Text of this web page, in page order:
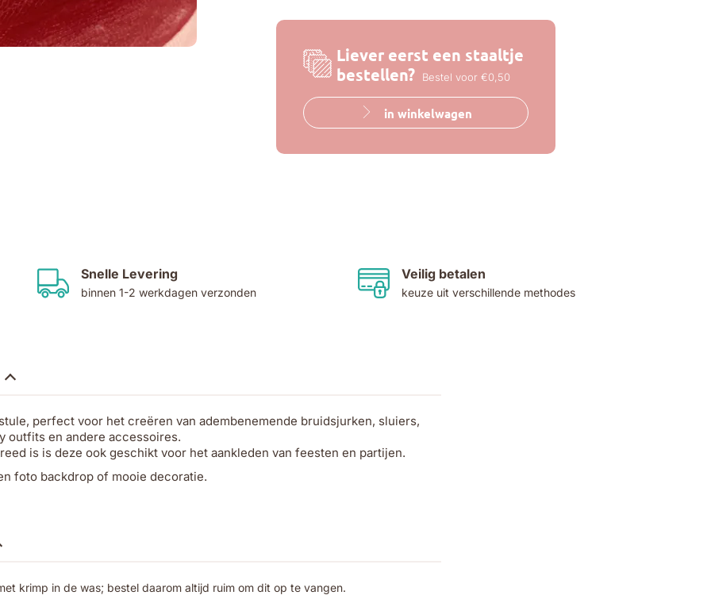
Liever eerst een staaltje
bestellen?
Bestel voor €0,50
in winkelwagen
Snelle Levering
binnen 1-2 werkdagen verzonden
Veilig betalen
keuze uit verschillende methodes
perfect voor het creëren van adembenemende bruidsjurken, sluiers,
outfits en andere accessoires.
is is deze ook geschikt voor het aankleden van feesten en partijen.
foto backdrop of mooie decoratie.
krimp in de was; bestel daarom altijd ruim om dit op te vangen.